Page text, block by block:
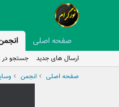
صفحه اصلی
ارسال های جدید
جستجو در
صفحه اصلی
انجمن